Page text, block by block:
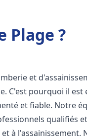
Plage ?
et
C'est pourquoi il est
et fiable. Notre
qualifiés
à l'assainissement.